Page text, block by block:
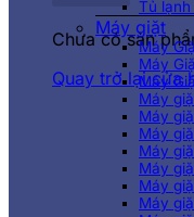
Chưa có sản
Quay trở lại cửa
Tủ lạnh
Máy giặt
Máy
Máy
Máy
Máy
Máy
Máy
Máy
Máy
Máy
Máy